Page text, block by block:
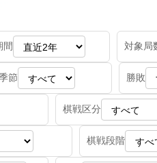
間 対象局
節 勝敗
棋戦区分
棋戦段階